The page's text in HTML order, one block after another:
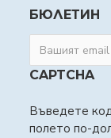
БЮЛЕТИН
CAPTCHA
Въведете
полето по-